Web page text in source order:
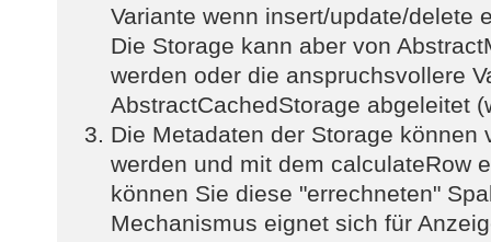
Variante wenn insert/update/delete
Die Storage kann aber von
werden oder die anspruchsvollere
AbstractCachedStorage abgeleitet
Die Metadaten der Storage können
werden und mit dem calculateRow
können Sie diese "errechneten"
Mechanismus eignet sich für